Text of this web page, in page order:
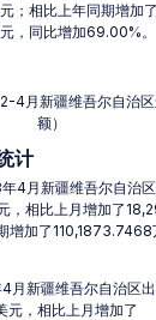
；相比上年同期增加了
，同比增加69.00%。
4月新疆维吾尔自治
额）
计
4月新疆维吾尔自治
，相比上月增加了
增加了110,1873.7468
月新疆维吾尔自治区
，相比上月增加了